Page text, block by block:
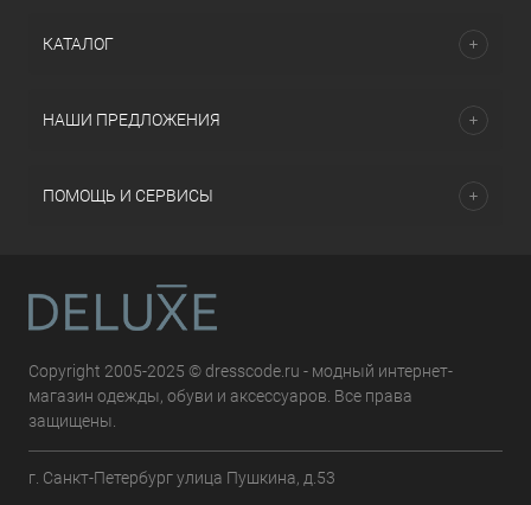
КАТАЛОГ
НАШИ ПРЕДЛОЖЕНИЯ
ПОМОЩЬ И СЕРВИСЫ
Copyright 2005-2025 © dresscode.ru - модный интернет-
магазин одежды, обуви и аксессуаров. Все права
защищены.
г. Санкт-Петербург улица Пушкина, д.53